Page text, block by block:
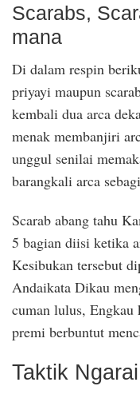
Scarabs,
mana
Di dalam respin
priyayi maupun
kembali dua arca
menak membanjiri
unggul senilai
barangkali arca
Scarab abang tahu
5 bagian diisi ketika
Kesibukan tersebut
Andaikata Dikau
cuman lulus, Engkau
premi berbuntut
Taktik